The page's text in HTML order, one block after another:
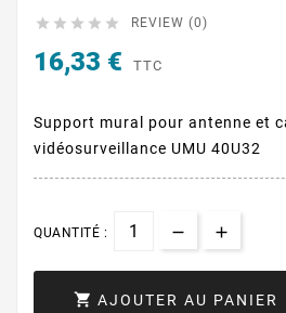
     REVIEW (0)
16,33 € TTC
Support mural pour antenne et
vidéosurveillance UMU 40U32
QUANTITÉ :
 AJOUTER AU PANIER